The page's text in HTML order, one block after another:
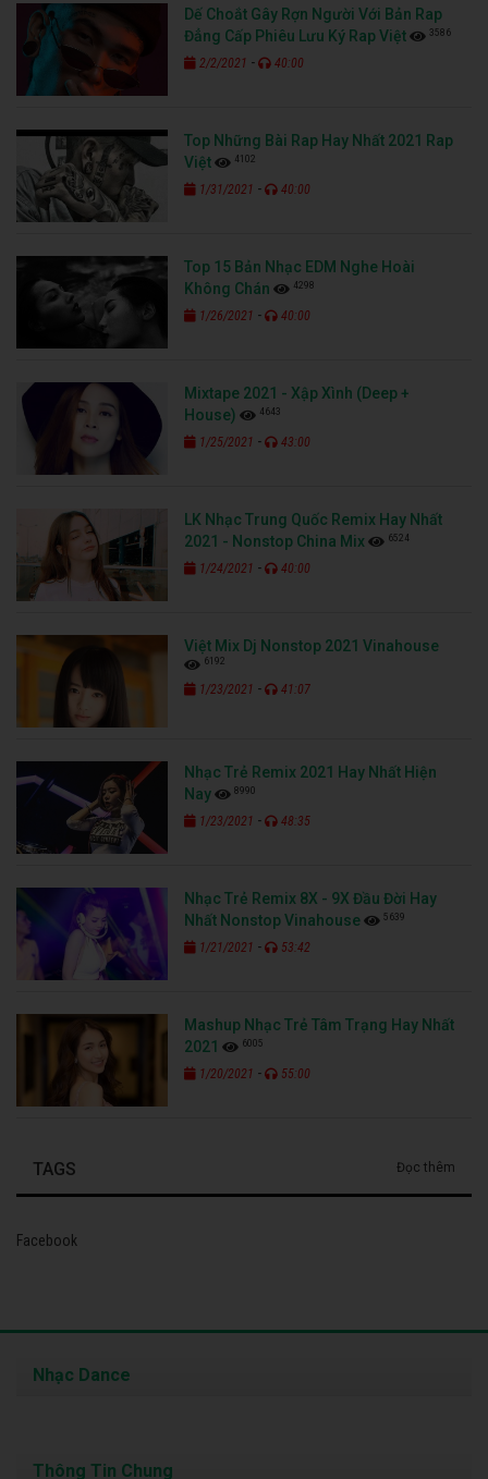
Dế Choắt Gây Rợn Người Với Bản Rap
Đẳng Cấp Phiêu Lưu Ký Rap Việt
3586
2/2/2021 - 40:00
Top Những Bài Rap Hay Nhất 2021 Rap
Việt
4102
1/31/2021 - 40:00
Top 15 Bản Nhạc EDM Nghe Hoài
Không Chán
4298
1/26/2021 - 40:00
Mixtape 2021 - Xập Xình (Deep +
House)
4643
1/25/2021 - 43:00
LK Nhạc Trung Quốc Remix Hay Nhất
2021 - Nonstop China Mix
6524
1/24/2021 - 40:00
Việt Mix Dj Nonstop 2021 Vinahouse
6192
1/23/2021 - 41:07
Nhạc Trẻ Remix 2021 Hay Nhất Hiện
Nay
8990
1/23/2021 - 48:35
Nhạc Trẻ Remix 8X - 9X Đầu Đời Hay
Nhất Nonstop Vinahouse
5639
1/21/2021 - 53:42
Mashup Nhạc Trẻ Tâm Trạng Hay Nhất
2021
6005
1/20/2021 - 55:00
TAGS Đọc thêm
Facebook
Nhạc Dance
Thông Tin Chung